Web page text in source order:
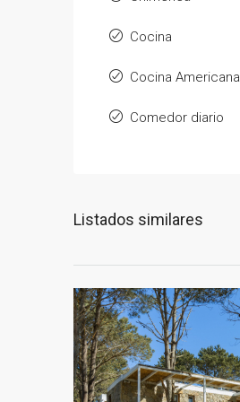
Cocina
Cocina Americana
Comedor diario
Listados similares